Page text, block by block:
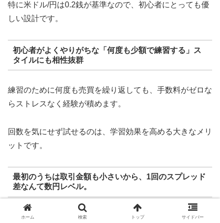
特に米ドル/円は0.2銭が基準なので、初心者にとっても優
しい設計です。
初心者がよくやりがちな「何度も少額で練習する」ス
タイルにも相性抜群
練習のために何度も売買を繰り返しても、手数料がゼロな
らストレスなく経験が積めます。
回数を気にせず試せるのは、学習効果を高める大きなメリ
ットです。
最初のうちは取引金額も小さいから、1回のスプレッド
差なんて数円レベル。
それで実践練習ができるって、かなり良心的な環境
ホーム 検索 トップ サイドバー